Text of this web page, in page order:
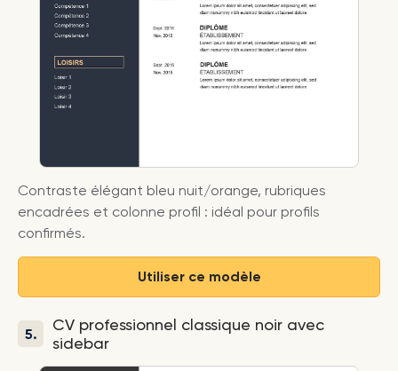
Contraste élégant bleu nuit/orange, rubriques
encadrées et colonne profil : idéal pour profils
confirmés.
Utiliser ce modèle
5.
CV professionnel classique noir avec
sidebar